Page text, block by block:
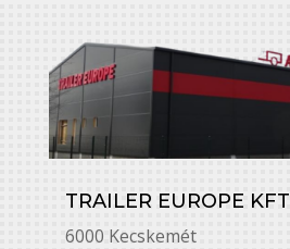
TRAILER EUROPE KFT
6000 Kecskemét